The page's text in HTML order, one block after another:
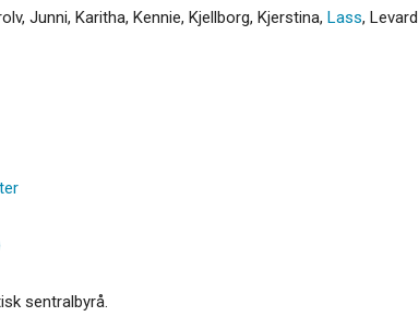
, Junni, Karitha, Kennie, Kjellborg, Kjerstina, Lass, Levard
sentralbyrå.